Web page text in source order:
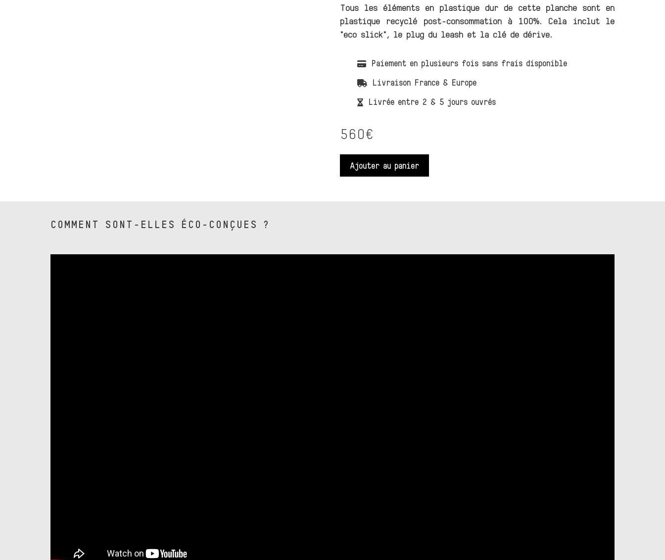
Tous les éléments en plastique dur de cette planche sont en
plastique recyclé post-consommation à 100%. Cela inclut le
"eco slick", le plug du leash et la clé de dérive.
Paiement en plusieurs fois sans frais disponible
Livraison France & Europe
Livrée entre 2 & 5 jours ouvrés
560€
Ajouter au panier
COMMENT SONT-ELLES ÉCO-CONÇUES ?